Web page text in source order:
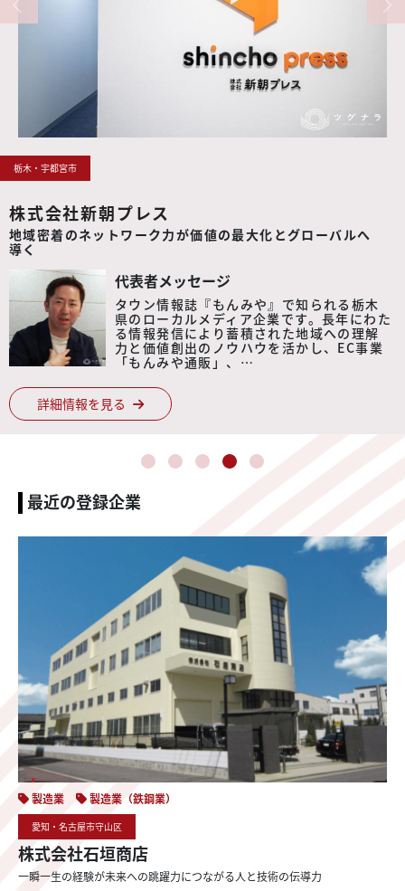
神奈川・相模原市中央区
相模カラーフォーム工業株式会社
小さな気づきを大きな価値に変える発想力で新たな境地を
切り拓く
代表者メッセージ
弊社は、発泡素材の加工・販売を行う企業
です。主力製品は建築目地材で、スポンジ雑
貨・パッキング材・クッション材・吸音
材・断熱材・シール材などの幅広い商品を
製造しています。カッテ…
詳細情報を見る
最近の登録企業
製造業 製造業（鉄鋼業）
愛知・名古屋市守山区
株式会社石垣商店
一瞬一生の経験が未来への跳躍力につながる人と技術の伝導力